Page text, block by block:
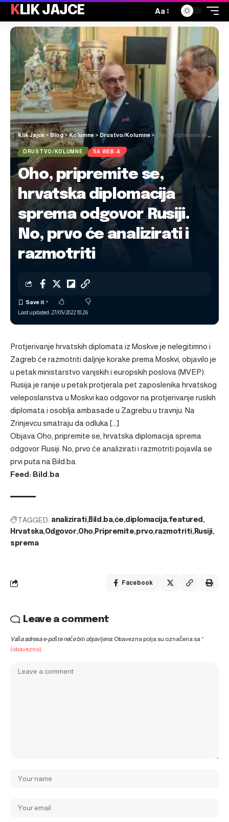
KLIK JAJCE Aa
Klik Jajce > Blog>Kolumne > Drustvo/Kolumne >Oho, pripremite se, hrvatska diplomacija sprema odgovor Rusiji. No, prvo će analizirati i razmotriti
DRUSTVO/KOLUMNE SA WEB-A
Oho, pripremite se,
hrvatska diplomacija
sprema odgovor Rusiji.
No, prvo će analizirati i
razmotriti
Last updated: 27/05/2022 18:26
Protjerivanje hrvatskih diplomata iz Moskve je nelegitimno i
Zagreb će razmotriti daljnje korake prema Moskvi, objavilo je
u petak ministarstvo vanjskih i europskih poslova (MVEP).
Rusija je ranije u petak protjerala pet zaposlenika hrvatskog
veleposlanstva u Moskvi kao odgovor na protjerivanje ruskih
diplomata i osoblja ambasade u Zagrebu u travnju. Na
Zrinjevcu smatraju da odluka […]
Objava Oho, pripremite se, hrvatska diplomacija sprema
odgovor Rusiji. No, prvo će analizirati i razmotriti pojavila se
prvi puta na Bild.ba
Feed: Bild.ba
TAGGED: analizirati Bild.ba će diplomacija featured
Hrvatska Odgovor Oho Pripremite prvo razmotriti Rusiji
sprema
Facebook
Leave a comment
Vaša adresa e-pošte neće biti objavljena. Obavezna polja su označena sa*
(obavezno)